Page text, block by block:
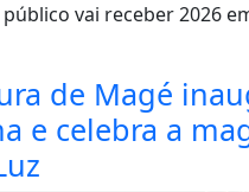
vai receber 2026
de Magé
e celebra a